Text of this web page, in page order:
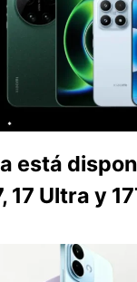
está
17 Ultra y